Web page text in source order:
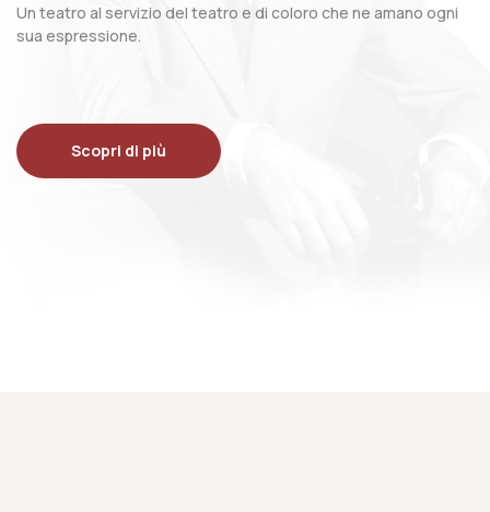
Un teatro al servizio del teatro e di coloro che ne amano ogni
sua espressione.
Scopri di più